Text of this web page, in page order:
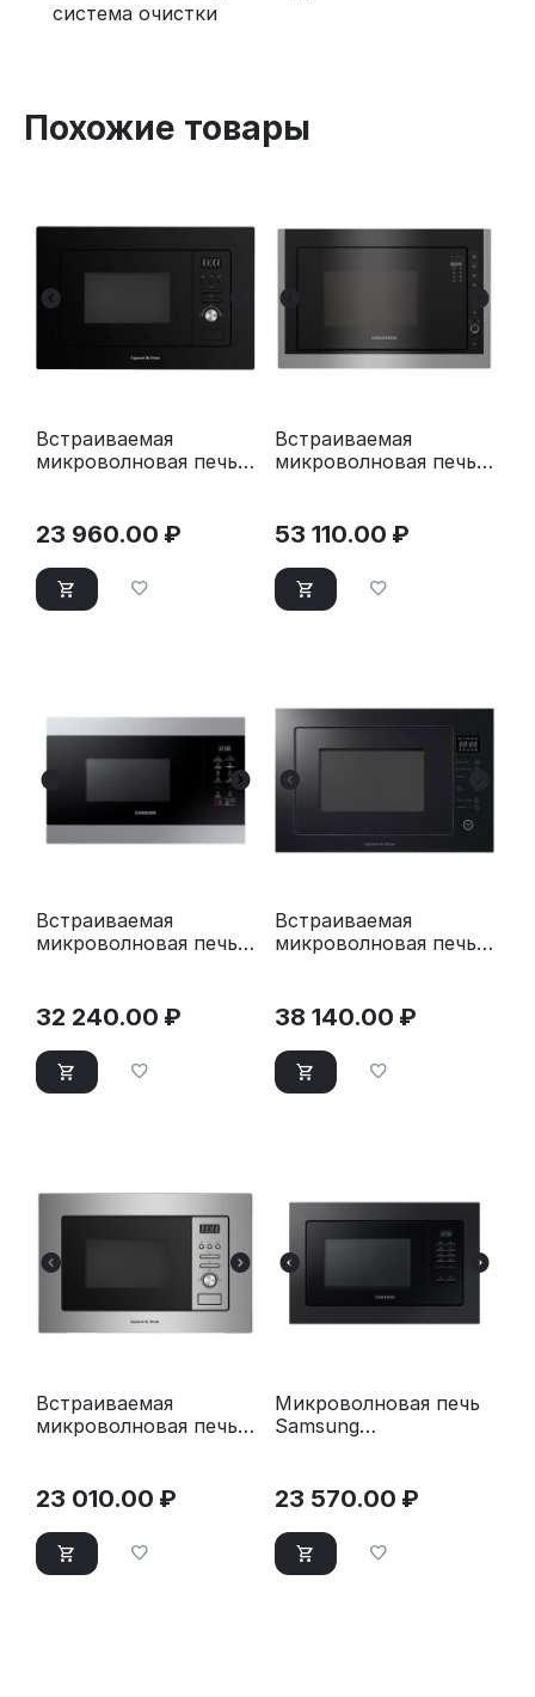
система очистки
Похожие товары
Встраиваемая
микроволновая печь
23 960.00 ₽
Встраиваемая
микроволновая печь
53 110.00 ₽
Встраиваемая
микроволновая печь
32 240.00 ₽
Встраиваемая
микроволновая печь
38 140.00 ₽
Встраиваемая
микроволновая печь
23 010.00 ₽
Микроволновая печь
Samsung
23 570.00 ₽